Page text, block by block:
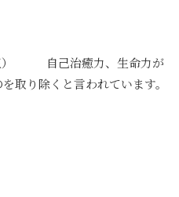
玉） 自己治癒力、生命力が
取り除くと言われています。